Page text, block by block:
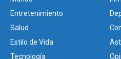
Entretenimiento
Salud
Estilo de Vida
Tecnología